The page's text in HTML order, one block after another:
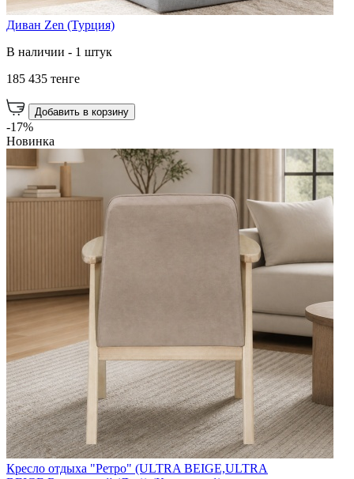
Диван Zen (Турция)
В наличии - 1 штук
185 435 тенге
Добавить в корзину
-17%
Новинка
Кресло отдыха "Ретро" (ULTRA BEIGE,ULTRA